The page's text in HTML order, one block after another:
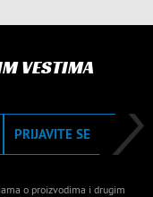
VESTIMA
PRIJAVITE SE
o proizvodima i drugim